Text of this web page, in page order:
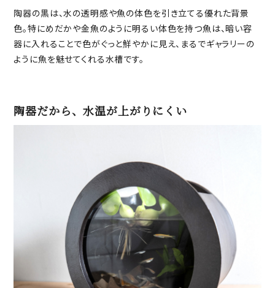
陶器の黒は、水の透明感や魚の体色を引き立てる優れた背景
色。特にめだかや金魚のように明るい体色を持つ魚は、暗い容
器に入れることで色がぐっと鮮やかに見え、まるでギャラリーの
ように魚を魅せてくれる水槽です。
陶器だから、水温が上がりにくい